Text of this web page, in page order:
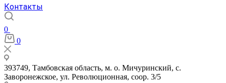
Контакты
0
0
393749, Тамбовская область, м. о. Мичуринский, с.
Заворонежское, ул. Революционная, соор. 3/5